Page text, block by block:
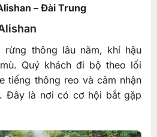
– Đài Trung
rừng thông lâu năm, khí hậu
Quý khách đi bộ theo lối
tiếng thông reo và cảm nhận
Đây là nơi có cơ hội bắt gặp